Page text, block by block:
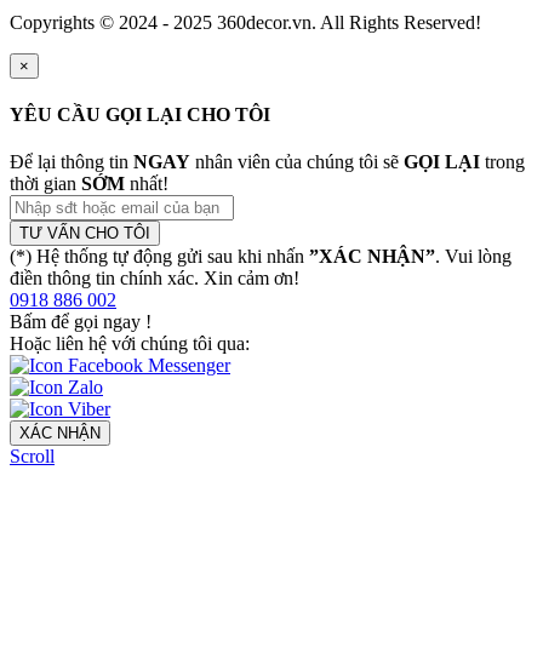
Copyrights © 2024 - 2025 360decor.vn. All Rights Reserved!
×
YÊU CẦU GỌI LẠI CHO TÔI
Để lại thông tin NGAY nhân viên của chúng tôi sẽ GỌI LẠI trong
thời gian SỚM nhất!
TƯ VẤN CHO TÔI
(*) Hệ thống tự động gửi sau khi nhấn ”XÁC NHẬN”. Vui lòng
điền thông tin chính xác. Xin cảm ơn!
0918 886 002
Bấm để gọi ngay !
Hoặc liên hệ với chúng tôi qua:
XÁC NHẬN
Scroll